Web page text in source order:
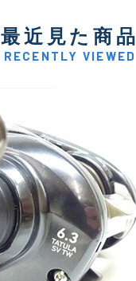
最近見た商品
RECENTLY VIEWED